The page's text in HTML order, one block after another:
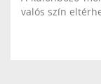
valós szín